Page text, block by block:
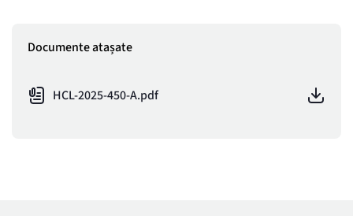
Documente atașate
HCL-2025-450-A.pdf